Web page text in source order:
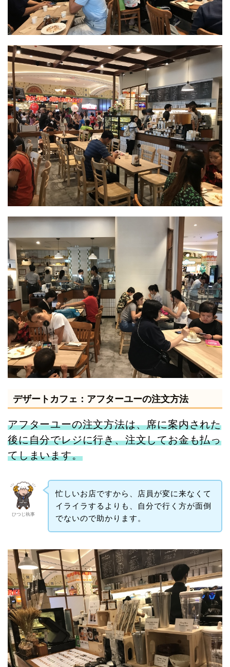
デザートカフェ：アフターユーの注文方法
アフターユーの注文方法は、席に案内された
後に自分でレジに行き、注文してお金も払っ
てしまいます。
ひつじ執事
忙しいお店ですから、店員が変に来なくて
イライラするよりも、自分で行く方が面倒
でないので助かります。